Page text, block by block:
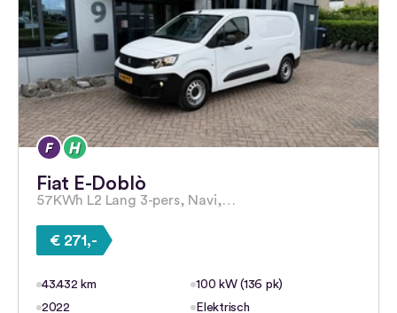
Fiat E-Doblò
57KWh L2 Lang 3-pers, Navi,…
€ 271,-
43.432 km
100 kW (136 pk)
2022
Elektrisch